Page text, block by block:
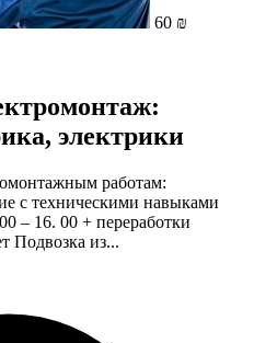
60 ₪
электрики
работам:
с техническими навыками
– 16. 00 + переработки
Подвозка из...